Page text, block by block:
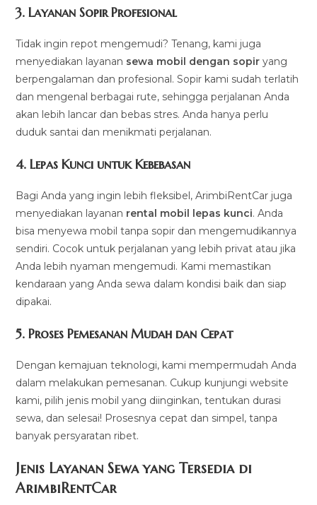
3.Layanan Sopir Profesional
Tidak ingin repot mengemudi? Tenang, kami juga
menyediakan layanan sewa mobil dengan sopir yang
berpengalaman dan profesional. Sopir kami sudah terlatih
dan mengenal berbagai rute, sehingga perjalanan Anda
akan lebih lancar dan bebas stres. Anda hanya perlu
duduk santai dan menikmati perjalanan.
4.Lepas Kunci untuk Kebebasan
Bagi Anda yang ingin lebih fleksibel, ArimbiRentCar juga
menyediakan layanan rental mobil lepas kunci. Anda
bisa menyewa mobil tanpa sopir dan mengemudikannya
sendiri. Cocok untuk perjalanan yang lebih privat atau jika
Anda lebih nyaman mengemudi. Kami memastikan
kendaraan yang Anda sewa dalam kondisi baik dan siap
dipakai.
5.Proses Pemesanan Mudah dan Cepat
Dengan kemajuan teknologi, kami mempermudah Anda
dalam melakukan pemesanan. Cukup kunjungi website
kami, pilih jenis mobil yang diinginkan, tentukan durasi
sewa, dan selesai! Prosesnya cepat dan simpel, tanpa
banyak persyaratan ribet.
Jenis Layanan Sewa yang Tersedia di
ArimbiRentCar